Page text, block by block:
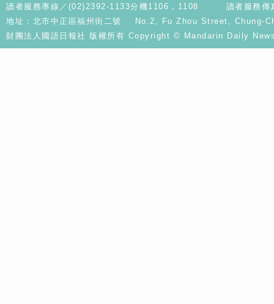
讀者服務專線／(02)2392-1133分機1106，1108
讀者服務
地址：北市中正區福州街二號 No.2, Fu Zhou Street, Chung-
財團法人國語日報社 版權所有 Copyright © Mandarin Daily